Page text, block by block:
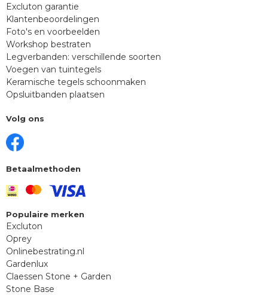
Excluton garantie
Klantenbeoordelingen
Foto's en voorbeelden
Workshop bestraten
Legverbanden: verschillende soorten
Voegen van tuintegels
Keramische tegels schoonmaken
Opsluitbanden plaatsen
Volg ons
Betaalmethoden
Populaire merken
Excluton
Oprey
Onlinebestrating.nl
Gardenlux
Claessen Stone + Garden
Stone Base